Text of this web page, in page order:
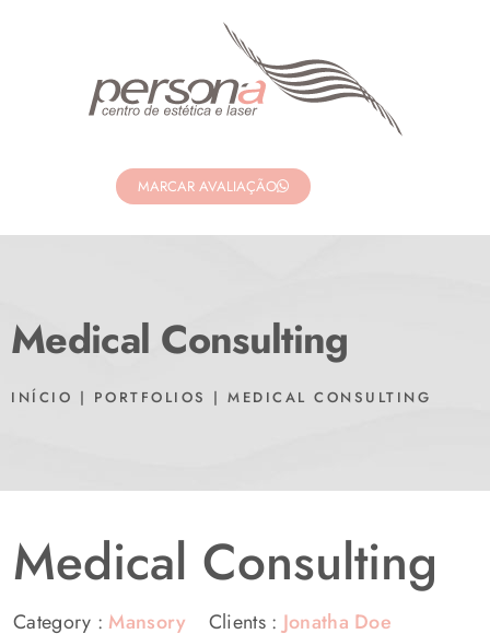
MARCAR AVALIAÇÃO
Medical Consulting
INÍCIO | PORTFOLIOS | MEDICAL CONSULTING
Medical Consulting
Category : Mansory Clients : Jonatha Doe